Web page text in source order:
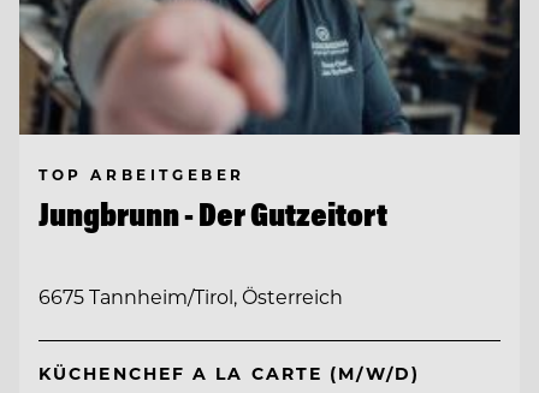
TOP ARBEITGEBER
Jungbrunn - Der Gutzeitort
6675 Tannheim/Tirol, Österreich
KÜCHENCHEF A LA CARTE (M/W/D)